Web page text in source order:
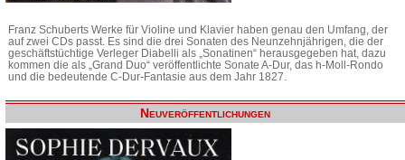
Franz Schuberts Werke für Violine und Klavier haben genau den Umfang, der
auf zwei CDs passt. Es sind die drei Sonaten des Neunzehnjährigen, die der
geschäftstüchtige Verleger Diabelli als „Sonatinen“ herausgegeben hat, dazu
kommen die als „Grand Duo“ veröffentlichte Sonate A-Dur, das h-Moll-Rondo
und die bedeutende C-Dur-Fantasie aus dem Jahr 1827.
Neuveröffentlichungen